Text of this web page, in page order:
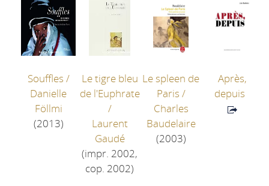
Souffles /
Danielle
Föllmi
(2013)
Le tigre bleu
de l'Euphrate
/
Laurent
Gaudé
(impr. 2002,
cop. 2002)
Le spleen de
Paris /
Charles
Baudelaire
(2003)
Après,
depuis